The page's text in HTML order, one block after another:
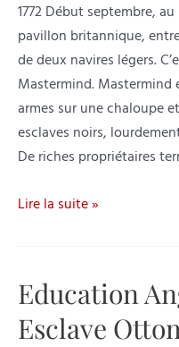
1772 Début septembre,
pavillon britannique,
de deux navires légers.
Mastermind. Mastermind
armes sur une chaloupe
esclaves noirs,
De riches propriétaires
Education
:
Esclave
Lire la suite »
Education
Esclave